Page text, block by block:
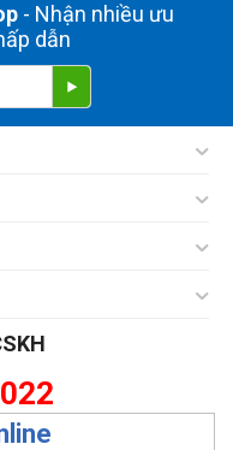
- Nhận nhiều ưu
dẫn